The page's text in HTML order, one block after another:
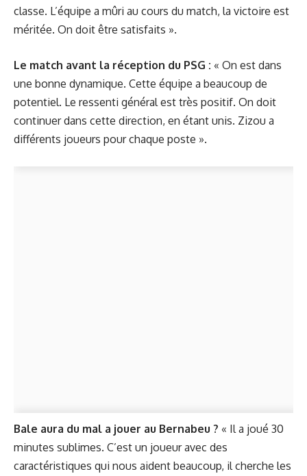
classe. L’équipe a mûri au cours du match, la victoire est
méritée. On doit être satisfaits ».
Le match avant la réception du PSG : « On est dans
une bonne dynamique. Cette équipe a beaucoup de
potentiel. Le ressenti général est très positif. On doit
continuer dans cette direction, en étant unis. Zizou a
différents joueurs pour chaque poste ».
Bale aura du mal a jouer au Bernabeu ? « Il a joué 30
minutes sublimes. C’est un joueur avec des
caractéristiques qui nous aident beaucoup, il cherche les